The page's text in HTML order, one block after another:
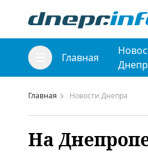
Главная
Главная Новости Днепра
На